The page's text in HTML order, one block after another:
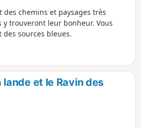
des chemins et paysages très
trouveront leur bonheur. Vous
sources bleues.
lande et le Ravin des